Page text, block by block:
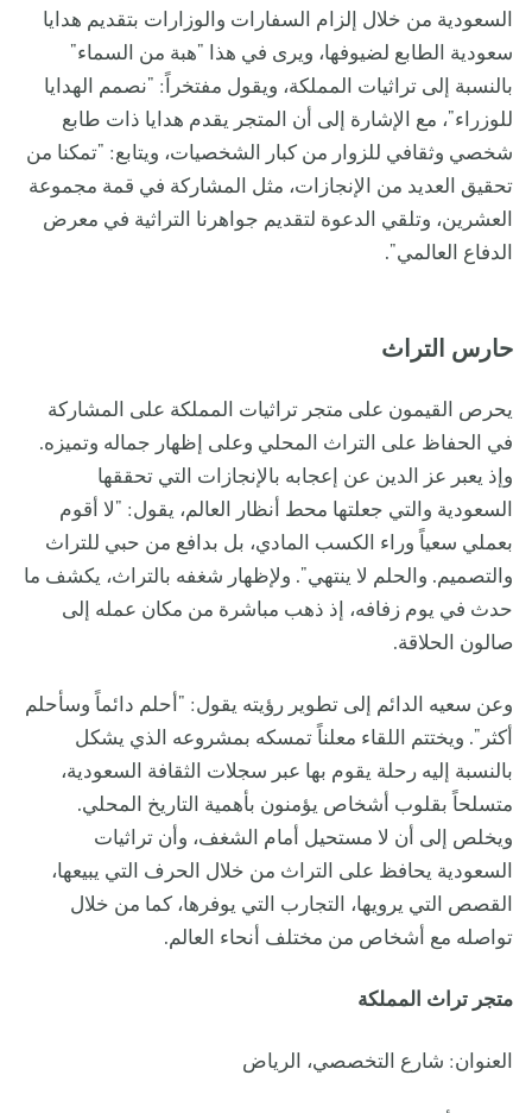
السعودية من خلال إلزام السفارات والوزارات بتقديم هدايا
سعودية الطابع لضيوفها، ويرى في هذا "هبة من السماء"
بالنسبة إلى تراثيات المملكة، ويقول مفتخراً: "نصمم الهدايا
للوزراء"، مع الإشارة إلى أن المتجر يقدم هدايا ذات طابع
شخصي وثقافي للزوار من كبار الشخصيات، ويتابع: "تمكنا من
تحقيق العديد من الإنجازات، مثل المشاركة في قمة مجموعة
العشرين، وتلقي الدعوة لتقديم جواهرنا التراثية في معرض
الدفاع العالمي".
حارس التراث
يحرص القيمون على متجر تراثيات المملكة على المشاركة
في الحفاظ على التراث المحلي وعلى إظهار جماله وتميزه.
وإذ يعبر عز الدين عن إعجابه بالإنجازات التي تحققها
السعودية والتي جعلتها محط أنظار العالم، يقول: "لا أقوم
بعملي سعياً وراء الكسب المادي، بل بدافع من حبي للتراث
والتصميم. والحلم لا ينتهي". ولإظهار شغفه بالتراث، يكشف ما
حدث في يوم زفافه، إذ ذهب مباشرة من مكان عمله إلى
صالون الحلاقة.
وعن سعيه الدائم إلى تطوير رؤيته يقول: "أحلم دائماً وسأحلم
أكثر". ويختتم اللقاء معلناً تمسكه بمشروعه الذي يشكل
بالنسبة إليه رحلة يقوم بها عبر سجلات الثقافة السعودية،
متسلحاً بقلوب أشخاص يؤمنون بأهمية التاريخ المحلي.
ويخلص إلى أن لا مستحيل أمام الشغف، وأن تراثيات
السعودية يحافظ على التراث من خلال الحرف التي يبيعها،
القصص التي يرويها، التجارب التي يوفرها، كما من خلال
تواصله مع أشخاص من مختلف أنحاء العالم.
متجر تراث المملكة
العنوان: شارع التخصصي، الرياض